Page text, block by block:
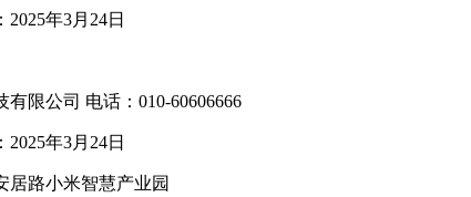
2025年3月24日
限公司 电话：010-60606666
2025年3月24日
居路小米智慧产业园